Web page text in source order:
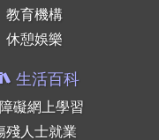
教育機構
休憩娛樂
生活百科
礙網上學習
殘人士就業